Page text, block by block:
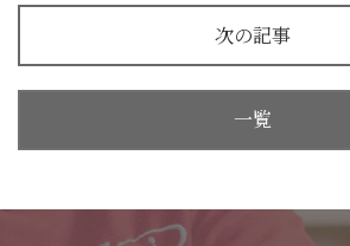
次の記事
一覧